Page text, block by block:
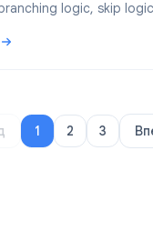
logic, skip
Conditional Logic:
1 2 3